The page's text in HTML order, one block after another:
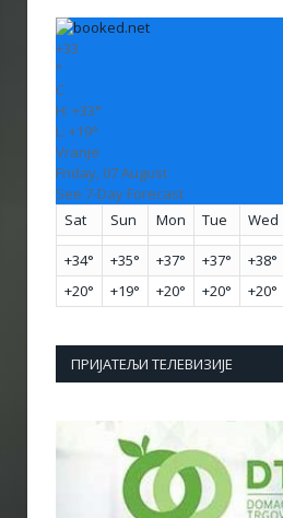
+33
°
C
H: +33°
L: +19°
Vranje
Friday, 07 August
See 7-Day Forecast
Sat
Sun Mon Tue Wed
+34° +35° +37° +37° +38°
+20° +19° +20° +20° +20°
ПРИЈАТЕЉИ ТЕЛЕВИЗИЈЕ